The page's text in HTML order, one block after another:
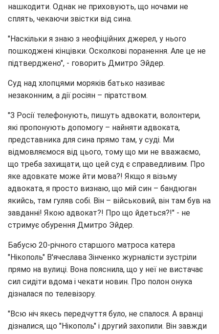
нашкодити. Однак не приховують, що ночами не
сплять, чекаючи звістки від сина.
"Наскільки я знаю з неофіційних джерел, у нього
пошкоджені кінцівки. Осколкові поранення. Але це не
підтверджено", - говорить Дмитро Эйдер.
Суд над хлопцями моряків батько називає
незаконним, а дії росіян – піратством.
"З Росії телефонують, пишуть адвокати, волонтери,
які пропонують допомогу – найняти адвоката,
представника для сина прямо там, у суді. Ми
відмовляємося від цього, тому що ми не вважаємо,
що треба захищати, що цей суд є справедливим. Про
яке адовкате може йти мова?! Якщо я візьму
адвоката, я просто визнаю, що мій син – бандюган
якийсь, там гуляв собі. Він – військовий, він там був на
завданні! Якою адвокат?! Про що йдеться?!" - не
стримує обурення Дмитро Эйдер.
Бабусю 20-річного старшого матроса катера
"Нікополь" В'ячеслава Зінченко журналісти зустріли
прямо на вулиці. Вона пояснила, що у неї не вистачає
сил сидіти вдома і чекати новин. Про полон онука
дізналася по телевізору.
"Всю ніч якесь передчуття було, не спалося. А вранці
дізналися, що "Нікополь" і другий захопили. Він завжди